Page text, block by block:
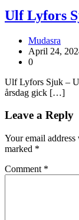
Ulf Lyfors
Mudasra
April 24,
0
Ulf Lyfors Sjuk –
årsdag gick […]
Leave a Reply
Your email
marked *
Comment *